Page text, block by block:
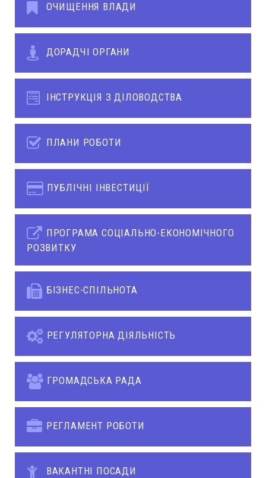
ОЧИЩЕННЯ ВЛАДИ
ДОРАДЧІ ОРГАНИ
ІНСТРУКЦІЯ З ДІЛОВОДСТВА
ПЛАНИ РОБОТИ
ПУБЛІЧНІ ІНВЕСТИЦІЇ
ПРОГРАМА СОЦІАЛЬНО-ЕКОНОМІЧНОГО
РОЗВИТКУ
БІЗНЕС-СПІЛЬНОТА
РЕГУЛЯТОРНА ДІЯЛЬНІСТЬ
ГРОМАДСЬКА РАДА
РЕГЛАМЕНТ РОБОТИ
ВАКАНТНІ ПОСАДИ